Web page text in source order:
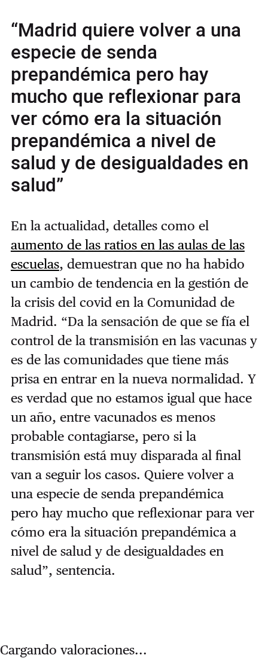
“Madrid quiere volver a una
especie de senda
prepandémica pero hay
mucho que reflexionar para
ver cómo era la situación
prepandémica a nivel de
salud y de desigualdades en
salud”
En la actualidad, detalles como el
aumento de las ratios en las aulas de las
escuelas, demuestran que no ha habido
un cambio de tendencia en la gestión de
la crisis del covid en la Comunidad de
Madrid. “Da la sensación de que se fía el
control de la transmisión en las vacunas y
es de las comunidades que tiene más
prisa en entrar en la nueva normalidad. Y
es verdad que no estamos igual que hace
un año, entre vacunados es menos
probable contagiarse, pero si la
transmisión está muy disparada al final
van a seguir los casos. Quiere volver a
una especie de senda prepandémica
pero hay mucho que reflexionar para ver
cómo era la situación prepandémica a
nivel de salud y de desigualdades en
salud”, sentencia.
Cargando valoraciones...